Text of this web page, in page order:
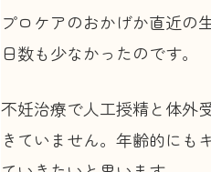
プロケアのおかげか直近の
日数も少なかったのです。
不妊治療で人工授精と体外
きていません。年齢的にも